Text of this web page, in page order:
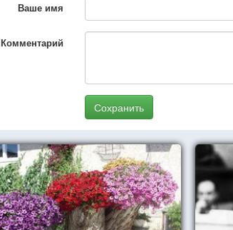
Ваше имя
Комментарий
Сохранить